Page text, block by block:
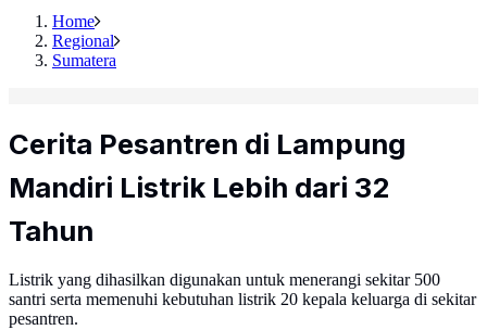
Home
Regional
Sumatera
Cerita Pesantren di Lampung
Mandiri Listrik Lebih dari 32
Tahun
Listrik yang dihasilkan digunakan untuk menerangi sekitar 500
santri serta memenuhi kebutuhan listrik 20 kepala keluarga di sekitar
pesantren.